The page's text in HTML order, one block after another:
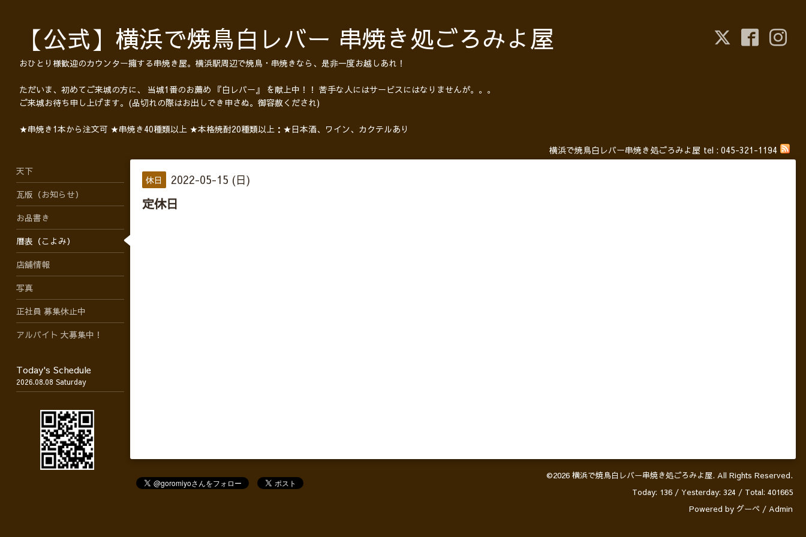
【公式】横浜で焼鳥白レバー 串焼き処ごろみよ屋
おひとり様歓迎のカウンター擁する串焼き屋。横浜駅周辺で焼鳥・串焼きなら、是非一度お越しあれ！
ただいま、初めてご来城の方に、 当城1番のお薦め 『白レバー』 を献上中！！ 苦手な人にはサービスにはなりませんが。。。
ご来城お待ち申し上げます。(品切れの際はお出しでき申さぬ。御容赦くだされ)
★串焼き1本から注文可 ★串焼き40種類以上 ★本格焼酎20種類以上：★日本酒、ワイン、カクテルあり
横浜で焼鳥白レバー串焼き処ごろみよ屋 tel : 045-321-1194
休日 2022-05-15 (日)
定休日
©2026 横浜で焼鳥白レバー串焼き処ごろみよ屋. All Rights Reserved.
Today: 136 / Yesterday: 324 / Total: 401665
Powered by グーペ / Admin
天下
瓦版（お知らせ）
お品書き
暦表（こよみ）
店舗情報
写真
正社員 募集休止中
アルバイト 大募集中！
Today's Schedule
2026.08.08 Saturday